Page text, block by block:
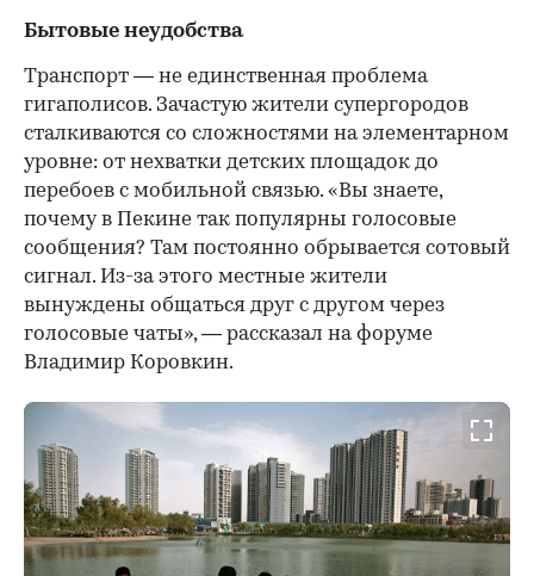
Бытовые неудобства
Транспорт — не единственная проблема
гигаполисов. Зачастую жители супергородов
сталкиваются со сложностями на элементарном
уровне: от нехватки детских площадок до
перебоев с мобильной связью. «Вы знаете,
почему в Пекине так популярны голосовые
сообщения? Там постоянно обрывается сотовый
сигнал. Из-за этого местные жители
вынуждены общаться друг с другом через
голосовые чаты», — рассказал на форуме
Владимир Коровкин.